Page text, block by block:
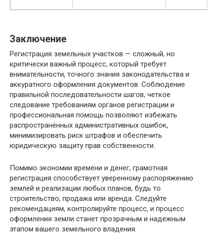
Заключение
Регистрация земельных участков — сложный, но
критически важный процесс, который требует
внимательности, точного знания законодательства и
аккуратного оформления документов. Соблюдение
правильной последовательности шагов, четкое
следование требованиям органов регистрации и
профессиональная помощь позволяют избежать
распространённых административных ошибок,
минимизировать риск штрафов и обеспечить
юридическую защиту прав собственности.
Помимо экономии времени и денег, грамотная
регистрация способствует уверенному распоряжению
землей и реализации любых планов, будь то
строительство, продажа или аренда. Следуйте
рекомендациям, контролируйте процесс, и процесс
оформления земли станет прозрачным и надежным
этапом вашего земельного владения.